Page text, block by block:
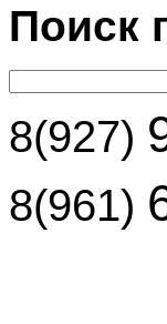
Поиск
8(927)
8(961)